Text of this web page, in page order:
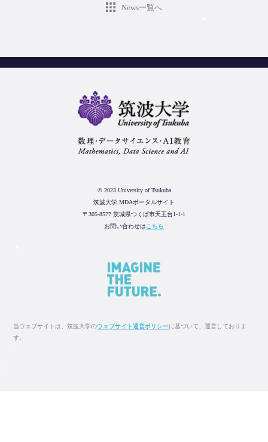
News一覧へ
© 2023 University of Tsukuba
筑波大学 MDAポータルサイト
〒305-8577 茨城県つくば市天王台1-1-1
お問い合わせは こちら
当ウェブサイトは、筑波大学のウェブサイト運営ポリシーに基づいて、運営しておりま
す。